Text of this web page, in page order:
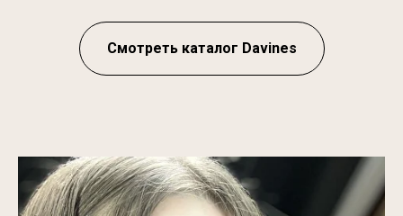
Смотреть каталог Davines